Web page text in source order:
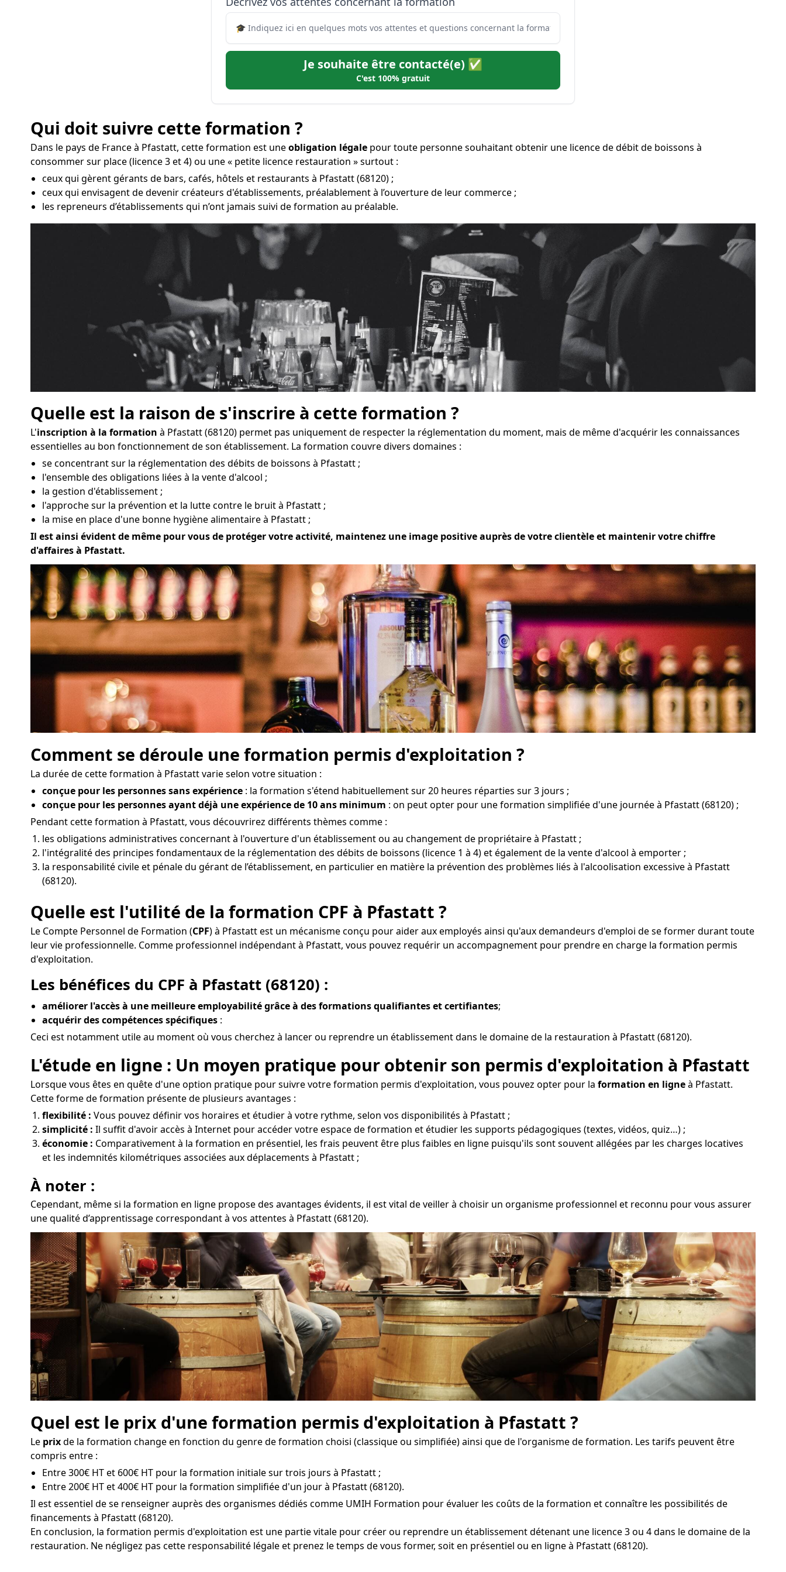
Je souhaite être contacté(e) ✅
C'est 100% gratuit
Qui doit suivre cette formation ?
Dans le pays de France à Pfastatt, cette formation est uneobligation légale pour toute personne souhaitant obtenir une licence de débit de boissons à
consommer sur place (licence 3 et 4) ou une « petite licence restauration » surtout :
ceux qui gèrent gérants de bars, cafés, hôtels et restaurants à Pfastatt (68120) ;
ceux qui envisagent de devenir créateurs d'établissements, préalablement à l’ouverture de leur commerce ;
les repreneurs d’établissements qui n’ont jamais suivi de formation au préalable.
Quelle est la raison de s'inscrire à cette formation ?
L'inscription à la formation à Pfastatt (68120) permet pas uniquement de respecter la réglementation du moment, mais de même d'acquérir les connaissances
essentielles au bon fonctionnement de son établissement. La formation couvre divers domaines :
se concentrant sur la réglementation des débits de boissons à Pfastatt ;
l'ensemble des obligations liées à la vente d'alcool ;
la gestion d'établissement ;
l'approche sur la prévention et la lutte contre le bruit à Pfastatt ;
la mise en place d'une bonne hygiène alimentaire à Pfastatt ;
Il est ainsi évident de même pour vous de protéger votre activité, maintenez une image positive auprès de votre clientèle et maintenir votre chiffre
d'affaires à Pfastatt.
Comment se déroule une formation permis d'exploitation ?
La durée de cette formation à Pfastatt varie selon votre situation :
conçue pour les personnes sans expérience : la formation s'étend habituellement sur 20 heures réparties sur 3 jours ;
conçue pour les personnes ayant déjà une expérience de 10 ans minimum : on peut opter pour une formation simplifiée d'une journée à Pfastatt (68120) ;
Pendant cette formation à Pfastatt, vous découvrirez différents thèmes comme :
les obligations administratives concernant à l'ouverture d'un établissement ou au changement de propriétaire à Pfastatt ;
l'intégralité des principes fondamentaux de la réglementation des débits de boissons (licence 1 à 4) et également de la vente d'alcool à emporter ;
la responsabilité civile et pénale du gérant de l’établissement, en particulier en matière la prévention des problèmes liés à l'alcoolisation excessive à Pfastatt
(68120).
Quelle est l'utilité de la formation CPF à Pfastatt ?
Le Compte Personnel de Formation (CPF) à Pfastatt est un mécanisme conçu pour aider aux employés ainsi qu'aux demandeurs d'emploi de se former durant toute
leur vie professionnelle. Comme professionnel indépendant à Pfastatt, vous pouvez requérir un accompagnement pour prendre en charge la formation permis
d'exploitation.
Les bénéfices du CPF à Pfastatt (68120) :
améliorer l'accès à une meilleure employabilité grâce à des formations qualifiantes et certifiantes;
acquérir des compétences spécifiques :
Ceci est notamment utile au moment où vous cherchez à lancer ou reprendre un établissement dans le domaine de la restauration à Pfastatt (68120).
L'étude en ligne : Un moyen pratique pour obtenir son permis d'exploitation à Pfastatt
Lorsque vous êtes en quête d'une option pratique pour suivre votre formation permis d'exploitation, vous pouvez opter pour la formation en ligneà Pfastatt.
Cette forme de formation présente de plusieurs avantages :
flexibilité : Vous pouvez définir vos horaires et étudier à votre rythme, selon vos disponibilités à Pfastatt ;
simplicité : Il suffit d'avoir accès à Internet pour accéder votre espace de formation et étudier les supports pédagogiques (textes, vidéos, quiz…) ;
économie : Comparativement à la formation en présentiel, les frais peuvent être plus faibles en ligne puisqu'ils sont souvent allégées par les charges locatives
et les indemnités kilométriques associées aux déplacements à Pfastatt ;
À noter :
Cependant, même si la formation en ligne propose des avantages évidents, il est vital de veiller à choisir un organisme professionnel et reconnu pour vous assurer
une qualité d’apprentissage correspondant à vos attentes à Pfastatt (68120).
Quel est le prix d'une formation permis d'exploitation à Pfastatt ?
Le prixde la formation change en fonction du genre de formation choisi (classique ou simplifiée) ainsi que de l'organisme de formation. Les tarifs peuvent être
compris entre :
Entre 300€ HT et 600€ HT pour la formation initiale sur trois jours à Pfastatt ;
Entre 200€ HT et 400€ HT pour la formation simplifiée d'un jour à Pfastatt (68120).
Il est essentiel de se renseigner auprès des organismes dédiés comme UMIH Formation pour évaluer les coûts de la formation et connaître les possibilités de
financements à Pfastatt (68120).
En conclusion, la formation permis d'exploitation est une partie vitale pour créer ou reprendre un établissement détenant une licence 3 ou 4 dans le domaine de la
restauration. Ne négligez pas cette responsabilité légale et prenez le temps de vous former, soit en présentiel ou en ligne à Pfastatt (68120).